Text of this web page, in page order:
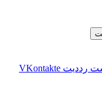
‫رددیت ‫VKontakte